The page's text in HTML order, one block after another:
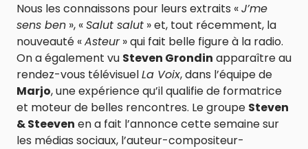
Nous les connaissons pour leurs extraits «J’me
sens ben », «Salut salut » et, tout récemment, la
nouveauté «Asteur» qui fait belle figure à la radio.
On a également vu Steven Grondin apparaître au
rendez-vous télévisuelLa Voix, dans l’équipe de
Marjo, une expérience qu’il qualifie de formatrice
et moteur de belles rencontres. Le groupe Steven
& Steeven en a fait l’annonce cette semaine sur
les médias sociaux, l’auteur-compositeur-